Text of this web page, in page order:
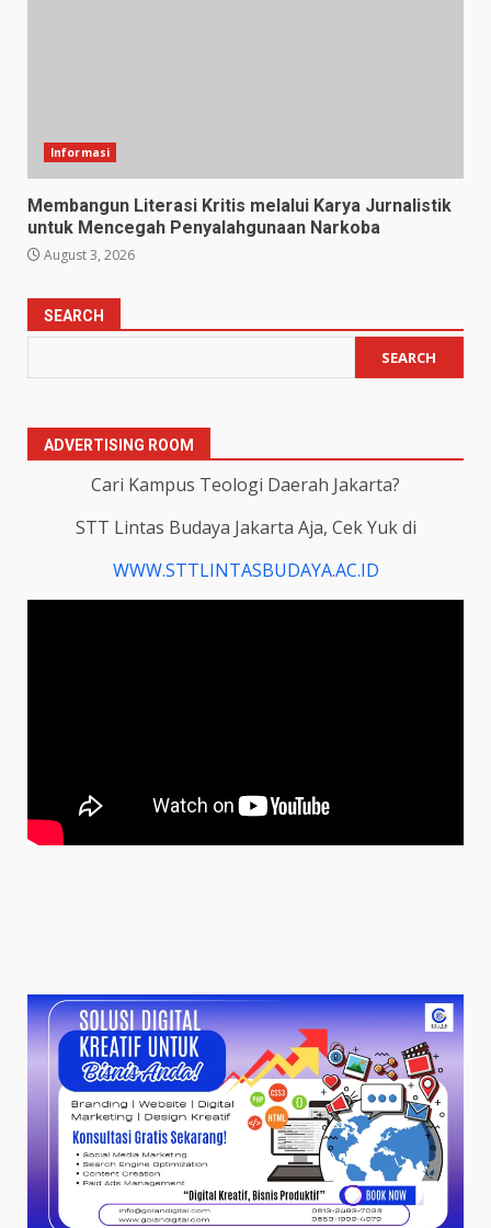
Informasi
Membangun Literasi Kritis melalui Karya Jurnalistik
untuk Mencegah Penyalahgunaan Narkoba
August 3, 2026
SEARCH
SEARCH
ADVERTISING ROOM
Cari Kampus Teologi Daerah Jakarta?
STT Lintas Budaya Jakarta Aja, Cek Yuk di
WWW.STTLINTASBUDAYA.AC.ID